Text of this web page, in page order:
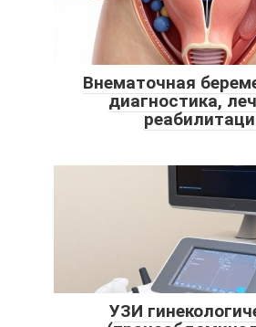
Внематочная
диагностика,
УЗИ